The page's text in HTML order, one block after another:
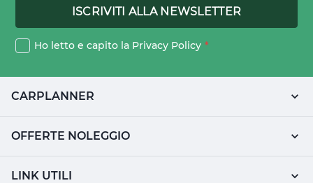
Ho letto e capito la Privacy Policy *
CARPLANNER
OFFERTE NOLEGGIO
LINK UTILI